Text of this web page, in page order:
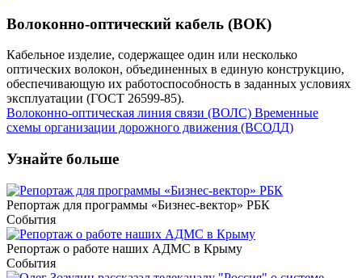
Волоконно-оптический кабель (ВОК)
Кабельное изделие, содержащее один или несколько
оптических волокон, объединенных в единую конструкцию,
обеспечивающую их работоспособность в заданных условиях
эксплуатации (ГОСТ 26599-85).
Волоконно-оптическая линия связи (ВОЛС) Временные
схемы организации дорожного движения (ВСОДД)
Узнайте больше
Репортаж для программы «Бизнес-вектор» РБК
События
Репортаж о работе наших АДМС в Крыму
События